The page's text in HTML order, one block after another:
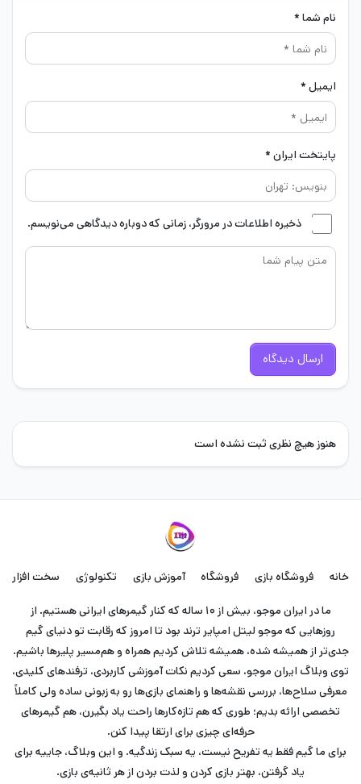
نام شما *
ایمیل *
پایتخت ایران *
ذخیره اطلاعات در مرورگر، زمانی که دوباره دیدگاهی می‌نویسم.
ارسال دیدگاه
هنوز هیچ نظری ثبت نشده است
خانه فروشگاه بازی فروشگاه آموزش بازی تکنولوژی سخت افزار
ما در ایران موجو، بیش از ۱۰ ساله که کنار گیمرهای ایرانی هستیم. از
روزهایی که موجو لیتل امپایر ترند بود تا امروز که رقابت تو دنیای گیم
جدی‌تر از همیشه شده، همیشه تلاش کردیم همراه و هم‌مسیر پلیرها باشیم.
توی وبلاگ ایران موجو، سعی کردیم نکات آموزشی کاربردی، ترفندهای کلیدی،
معرفی سلاح‌ها، بررسی نقشه‌ها و راهنمای بازی‌ها رو به زبونی ساده ولی کاملاً
تخصصی ارائه بدیم؛ طوری که هم تازه‌کارها راحت یاد بگیرن، هم گیمرهای
حرفه‌ای چیزی برای ارتقا پیدا کنن.
برای ما گیم فقط یه تفریح نیست، یه سبک زندگیه. و این وبلاگ، جاییه برای
یاد گرفتن، بهتر بازی کردن و لذت بردن از هر ثانیه‌ی بازی.